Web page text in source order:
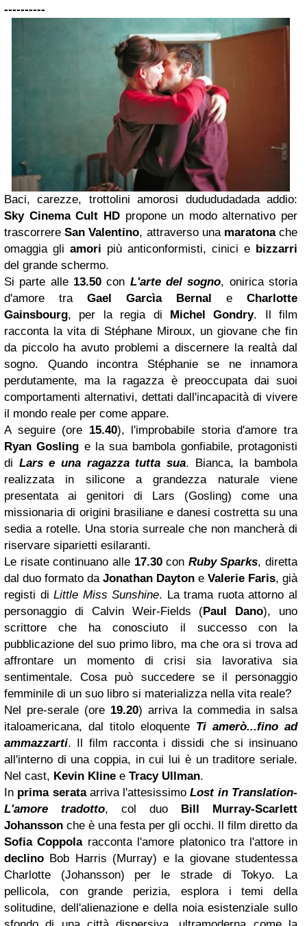
----------
Baci, carezze, trottolini amorosi dudududadada addio:
Sky Cinema Cult HDpropone un modo alternativo per
trascorrereSan Valentino, attraverso una maratonache
omaggia gli amori più anticonformisti, cinici e bizzarri
del grande schermo.
Si parte alle 13.50 con L'arte del sogno, onirica storia
d'amore tra Gael Garcìa Bernal e Charlotte
Gainsbourg, per la regia di Michel Gondry. Il film
racconta la vita di Stéphane Miroux, un giovane che fin
da piccolo ha avuto problemi a discernere la realtà dal
sogno. Quando incontra Stéphanie se ne innamora
perdutamente, ma la ragazza è preoccupata dai suoi
comportamenti alternativi, dettati dall'incapacità di vivere
il mondo reale per come appare.
A seguire (ore 15.40), l'improbabile storia d'amore tra
Ryan Gosling e la sua bambola gonfiabile, protagonisti
di Lars e una ragazza tutta sua. Bianca, la bambola
realizzata in silicone a grandezza naturale viene
presentata ai genitori di Lars (Gosling) come una
missionaria di origini brasiliane e danesi costretta su una
sedia a rotelle. Una storia surreale che non mancherà di
riservare siparietti esilaranti.
Le risate continuano alle 17.30con Ruby Sparks, diretta
dal duo formato da Jonathan Dayton e Valerie Faris, già
registi diLittle Miss Sunshine. La trama ruota attorno al
personaggio di Calvin Weir-Fields (Paul Dano), uno
scrittore che ha conosciuto il successo con la
pubblicazione del suo primo libro, ma che ora si trova ad
affrontare un momento di crisi sia lavorativa sia
sentimentale. Cosa può succedere se il personaggio
femminile di un suo libro si materializza nella vita reale?
Nel pre-serale (ore 19.20) arriva la commedia in salsa
italoamericana, dal titolo eloquente Ti amerò...fino ad
ammazzarti. Il film racconta i dissidi che si insinuano
all'interno di una coppia, in cui lui è un traditore seriale.
Nel cast, Kevin Kline e Tracy Ullman.
In prima serataarriva l'attesissimoLostin Translation-
L'amore tradotto, col duo
Bill Murray-Scarlett
Johansson che è una festa per gli occhi. Il film diretto da
Sofia Coppolaracconta l'amore platonico tra l'attore in
declino Bob Harris (Murray) e la giovane studentessa
Charlotte (Johansson) per le strade di Tokyo. La
pellicola, con grande perizia, esplora i temi della
solitudine, dell'alienazione e della noia esistenziale sullo